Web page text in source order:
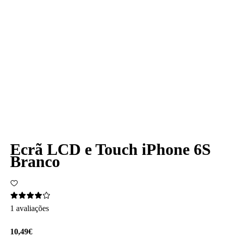
Ecrã LCD e Touch iPhone 6S
Branco
1 avaliações
10,49€